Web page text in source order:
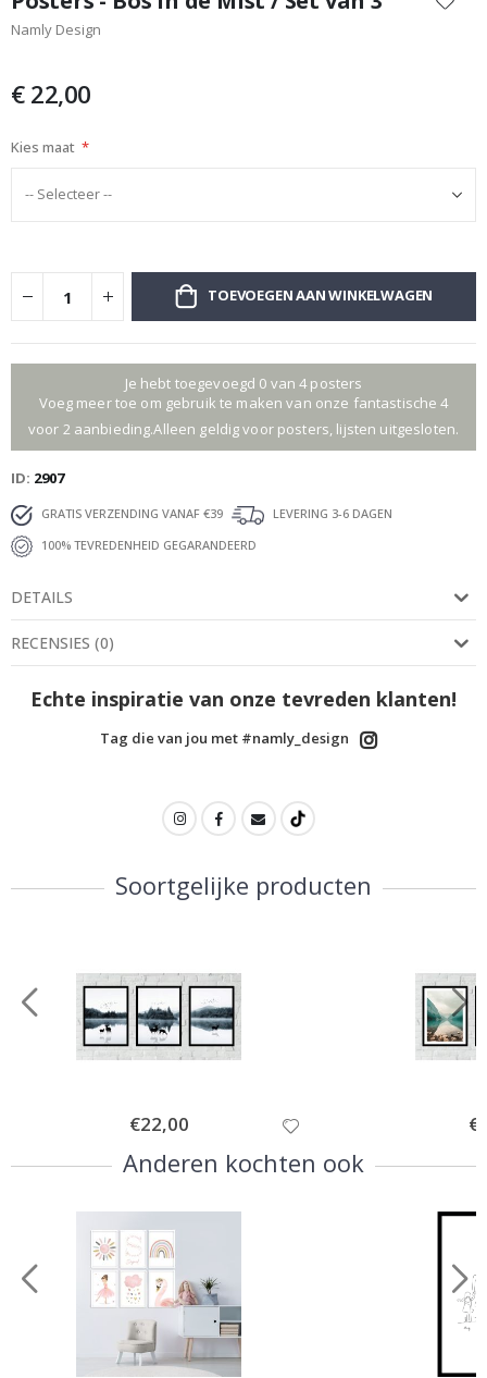
het
begin
afbeeldingen-
Namly Design
€ 22,00
Kies maat
TOEVOEGEN AAN WINKELWAGEN
Je hebt toegevoegd 0 van 4 posters
Voeg meer toe om gebruik te maken van onze fantastische 4
voor 2 aanbieding.Alleen geldig voor posters, lijsten uitgesloten.
ID 2907
GRATIS VERZENDING VANAF €39
LEVERING 3-6 DAGEN
100% TEVREDENHEID GEGARANDEERD
DETAILS
RECENSIES (0)
Echte inspiratie van onze tevreden klanten!
Tag die van jou met #namly_design
Soortgelijke producten
Special
Price
€22,00
Anderen kochten ook